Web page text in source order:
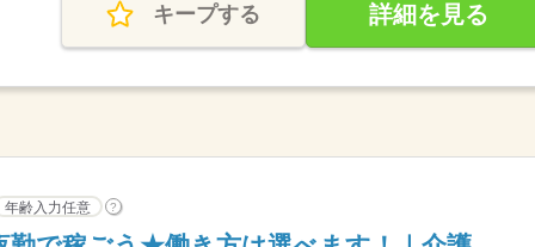
キープする 詳細を見る
年齢入力任意 ?